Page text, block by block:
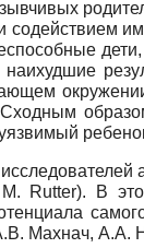
содействием
Сходным
Rutter). В
Махнач, А.А.